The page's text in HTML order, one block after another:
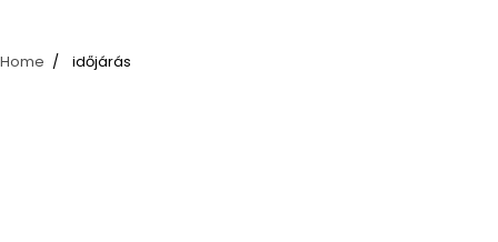
Home időjárás